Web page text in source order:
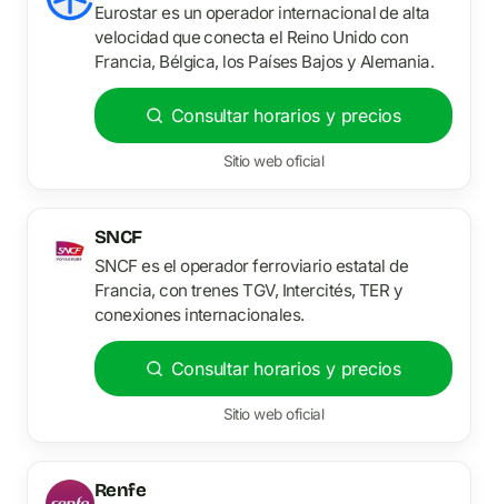
Eurostar es un operador internacional de alta
velocidad que conecta el Reino Unido con
Francia, Bélgica, los Países Bajos y Alemania.
Consultar horarios y precios
Sitio web oficial
SNCF
SNCF es el operador ferroviario estatal de
Francia, con trenes TGV, Intercités, TER y
conexiones internacionales.
Consultar horarios y precios
Sitio web oficial
Renfe